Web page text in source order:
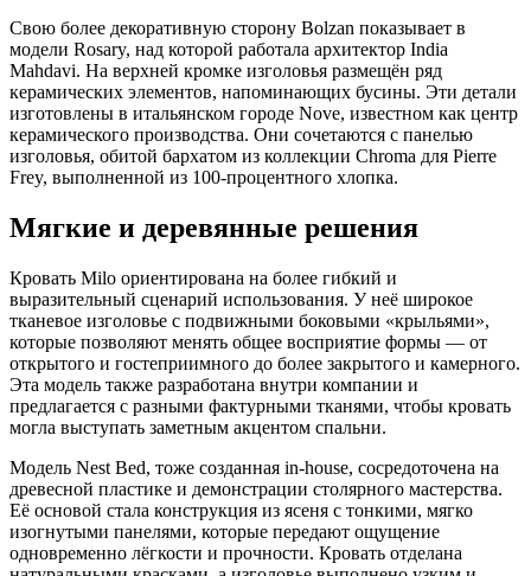
Свою более декоративную сторону Bolzan показывает в
модели Rosary, над которой работала архитектор India
Mahdavi. На верхней кромке изголовья размещён ряд
керамических элементов, напоминающих бусины. Эти детали
изготовлены в итальянском городе Nove, известном как центр
керамического производства. Они сочетаются с панелью
изголовья, обитой бархатом из коллекции Chroma для Pierre
Frey, выполненной из 100-процентного хлопка.
Мягкие и деревянные решения
Кровать Milo ориентирована на более гибкий и
выразительный сценарий использования. У неё широкое
тканевое изголовье с подвижными боковыми «крыльями»,
которые позволяют менять общее восприятие формы — от
открытого и гостеприимного до более закрытого и камерного.
Эта модель также разработана внутри компании и
предлагается с разными фактурными тканями, чтобы кровать
могла выступать заметным акцентом спальни.
Модель Nest Bed, тоже созданная in-house, сосредоточена на
древесной пластике и демонстрации столярного мастерства.
Её основой стала конструкция из ясеня с тонкими, мягко
изогнутыми панелями, которые передают ощущение
одновременно лёгкости и прочности. Кровать отделана